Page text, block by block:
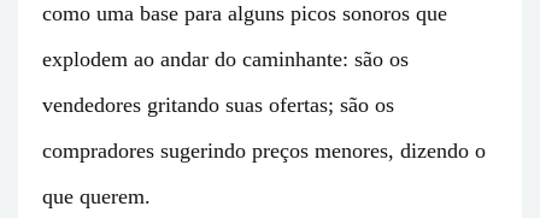
como uma base para alguns picos sonoros que
explodem ao andar do caminhante: são os
vendedores gritando suas ofertas; são os
compradores sugerindo preços menores, dizendo o
que querem.